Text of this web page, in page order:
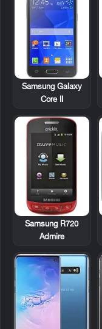
Samsung Galaxy
Core II
Samsung R720
Admire